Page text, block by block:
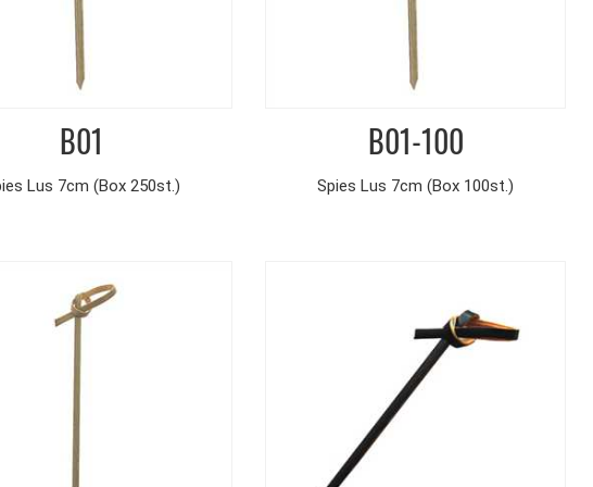
B01
Lus 7cm (Box 250st.)
B01-100
Spies Lus 7cm (Box 100st.)